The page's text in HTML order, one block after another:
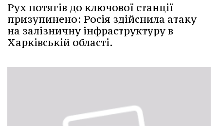
Рух потягів до ключової станції
призупинено: Росія здійснила атаку
на залізничну інфраструктуру в
Харківській області.